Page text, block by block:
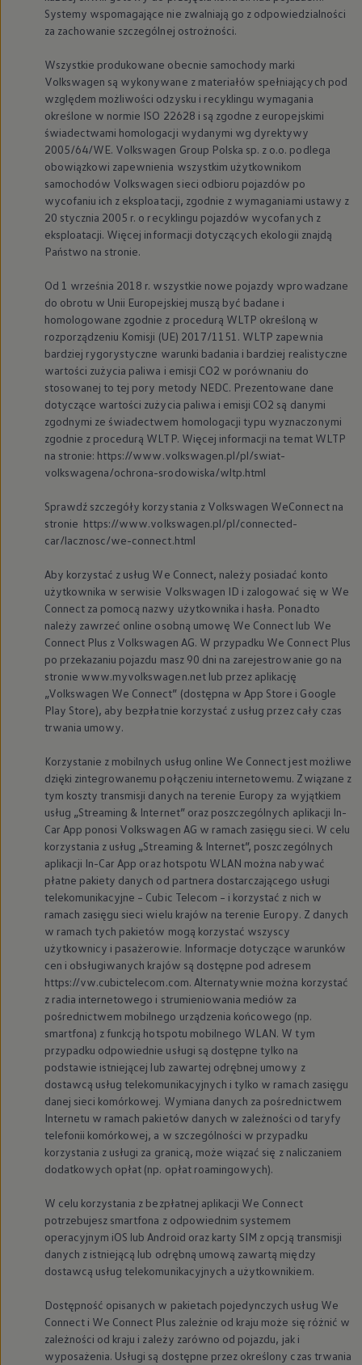
Systemy wspomagające nie zwalniają go z odpowiedzialności
za zachowanie szczególnej ostrożności.
Wszystkie produkowane obecnie samochody marki
Volkswagen są wykonywane z materiałów spełniających pod
względem możliwości odzysku i recyklingu wymagania
określone w normie ISO 22628 i są zgodne z europejskimi
świadectwami homologacji wydanymi wg dyrektywy
2005/64/WE. Volkswagen Group Polska sp. z o.o. podlega
obowiązkowi zapewnienia wszystkim użytkownikom
samochodów Volkswagen sieci odbioru pojazdów po
wycofaniu ich z eksploatacji, zgodnie z wymaganiami ustawy z
20 stycznia 2005 r. o recyklingu pojazdów wycofanych z
eksploatacji. Więcej informacji dotyczących ekologii znajdą
Państwo na stronie.
Od 1 września 2018 r. wszystkie nowe pojazdy wprowadzane
do obrotu w Unii Europejskiej muszą być badane i
homologowane zgodnie z procedurą WLTP określoną w
rozporządzeniu Komisji (UE) 2017/1151. WLTP zapewnia
bardziej rygorystyczne warunki badania i bardziej realistyczne
wartości zużycia paliwa i emisji CO2 w porównaniu do
stosowanej to tej pory metody NEDC. Prezentowane dane
dotyczące wartości zużycia paliwa i emisji CO2 są danymi
zgodnymi ze świadectwem homologacji typu wyznaczonymi
zgodnie z procedurą WLTP. Więcej informacji na temat WLTP
na stronie: https://www.volkswagen.pl/pl/swiat-
volkswagena/ochrona-srodowiska/wltp.html
Sprawdź szczegóły korzystania z Volkswagen WeConnect na
stronie https://www.volkswagen.pl/pl/connected-
car/lacznosc/we-connect.html
Aby korzystać z usług We Connect, należy posiadać konto
użytkownika w serwisie Volkswagen ID i zalogować się w We
Connect za pomocą nazwy użytkownika i hasła. Ponadto
należy zawrzeć online osobną umowę We Connect lub We
Connect Plus z Volkswagen AG. W przypadku We Connect Plus
po przekazaniu pojazdu masz 90 dni na zarejestrowanie go na
stronie www.myvolkswagen.net lub przez aplikację
„Volkswagen We Connect” (dostępna w App Store i Google
Play Store), aby bezpłatnie korzystać z usług przez cały czas
trwania umowy.
Korzystanie z mobilnych usług online We Connect jest możliwe
dzięki zintegrowanemu połączeniu internetowemu. Związane z
tym koszty transmisji danych na terenie Europy za wyjątkiem
usług „Streaming & Internet” oraz poszczególnych aplikacji In-
Car App ponosi Volkswagen AG w ramach zasięgu sieci. W celu
korzystania z usług „Streaming & Internet”, poszczególnych
aplikacji In-Car App oraz hotspotu WLAN można nabywać
płatne pakiety danych od partnera dostarczającego usługi
telekomunikacyjne – Cubic Telecom – i korzystać z nich w
ramach zasięgu sieci wielu krajów na terenie Europy. Z danych
w ramach tych pakietów mogą korzystać wszyscy
użytkownicy i pasażerowie. Informacje dotyczące warunków
cen i obsługiwanych krajów są dostępne pod adresem
https://vw.cubictelecom.com. Alternatywnie można korzystać
z radia internetowego i strumieniowania mediów za
pośrednictwem mobilnego urządzenia końcowego (np.
smartfona) z funkcją hotspotu mobilnego WLAN. W tym
przypadku odpowiednie usługi są dostępne tylko na
podstawie istniejącej lub zawartej odrębnej umowy z
dostawcą usług telekomunikacyjnych i tylko w ramach zasięgu
danej sieci komórkowej. Wymiana danych za pośrednictwem
Internetu w ramach pakietów danych w zależności od taryfy
telefonii komórkowej, a w szczególności w przypadku
korzystania z usługi za granicą, może wiązać się z naliczaniem
dodatkowych opłat (np. opłat roamingowych).
W celu korzystania z bezpłatnej aplikacji We Connect
potrzebujesz smartfona z odpowiednim systemem
operacyjnym iOS lub Android oraz karty SIM z opcją transmisji
danych z istniejącą lub odrębną umową zawartą między
dostawcą usług telekomunikacyjnych a użytkownikiem.
Dostępność opisanych w pakietach pojedynczych usług We
Connect i We Connect Plus zależnie od kraju może się różnić w
zależności od kraju i zależy zarówno od pojazdu, jak i
wyposażenia. Usługi są dostępne przez określony czas trwania